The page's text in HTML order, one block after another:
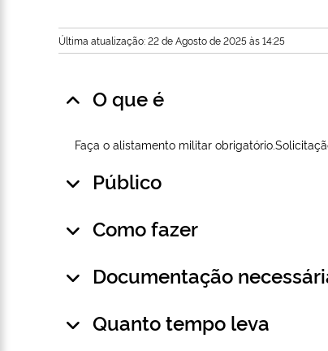
Última atualização: 22 de Agosto de 2025 às 14:25
O que é
Faça o alistamento militar
Público
Como fazer
Documentação
Quanto tempo leva